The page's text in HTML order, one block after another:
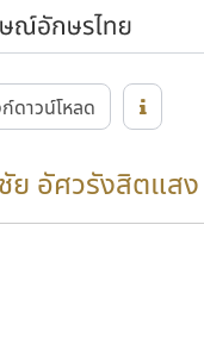
ดาวน์โหลด
ย อัศวรังสิตแสง